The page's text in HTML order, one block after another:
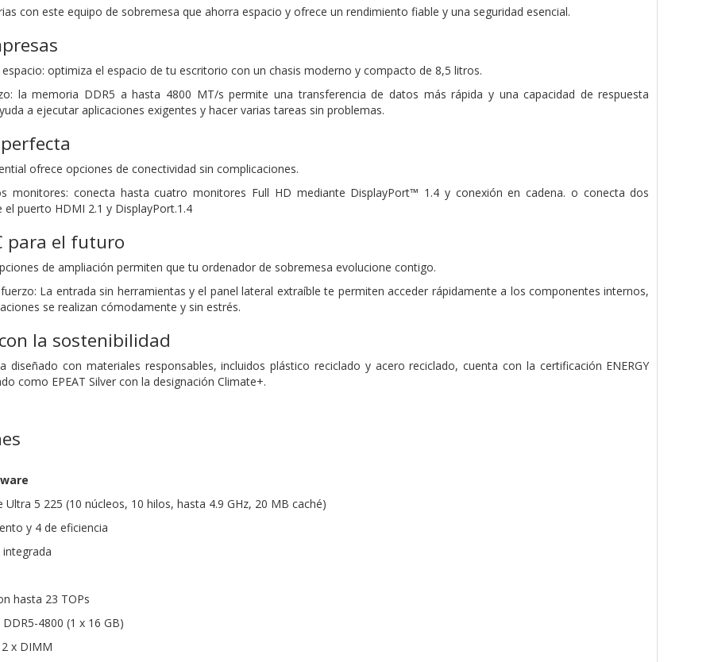
con este equipo de sobremesa que ahorra espacio y ofrece un rendimiento fiable y una seguridad esencial.
optimiza el espacio de tu escritorio con un chasis moderno y compacto de 8,5 litros.
la memoria DDR5 a hasta 4800 MT/s permite una transferencia de datos más rápida y una capacidad de respuesta
a ejecutar aplicaciones exigentes y hacer varias tareas sin problemas.
ofrece opciones de conectividad sin complicaciones.
monitores: conecta hasta cuatro monitores Full HD mediante DisplayPort™ 1.4 y conexión en cadena. o conecta dos
el puerto HDMI 2.1 y DisplayPort.1.4
para el futuro
de ampliación permiten que tu ordenador de sobremesa evolucione contigo.
La entrada sin herramientas y el panel lateral extraíble te permiten acceder rápidamente a los componentes internos,
se realizan cómodamente y sin estrés.
la sostenibilidad
diseñado con materiales responsables, incluidos plástico reciclado y acero reciclado, cuenta con la certificación ENERGY
como EPEAT Silver con la designación Climate+.
Ultra 5 225 (10 núcleos, 10 hilos, hasta 4.9 GHz, 20 MB caché)
y 4 de eficiencia
integrada
hasta 23 TOPs
4800 (1 x 16 GB)
x DIMM